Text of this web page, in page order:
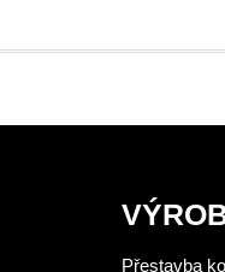
Přestavba